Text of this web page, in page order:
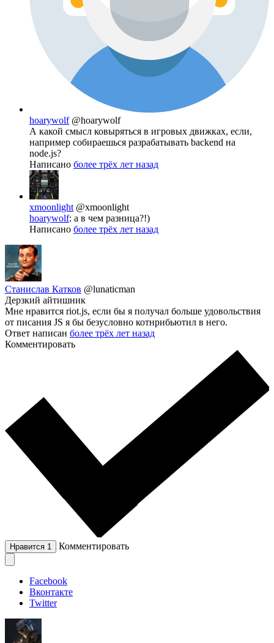
hoarywolf @hoarywolf
А какой смысл ковыряться в игровых движках, если,
например собираешься разрабатывать backend на
node.js?
Написано более трёх лет назад
xmoonlight @xmoonlight
hoarywolf: а в чем разница?!)
Написано более трёх лет назад
Станислав Катков @lunaticman
Дерзкий айтишник
Мне нравится riot.js, если бы я получал больше удовольствия
от писания JS я бы безусловно котнрибьютил в него.
Ответ написан более трёх лет назад
Комментировать
Нравится 1 Комментировать
Facebook
Вконтакте
Twitter